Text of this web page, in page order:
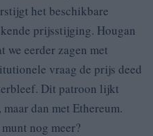
het beschikbare
prijsstijging. Hougan
we eerder zagen met
vraag de prijs deed
Dit patroon lijkt
dan met Ethereum.
nog meer?